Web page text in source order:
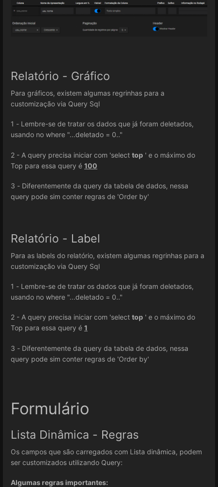
Relatório - Gráfico
Para gráficos, existem algumas regrinhas para a
customização via Query Sql
1 - Lembre-se de tratar os dados que já foram deletados,
usando no where "...deletado = 0.."
2 - A query precisa iniciar com 'select top ' e o máximo do
Top para essa query é 100
3 - Diferentemente da query da tabela de dados, nessa
query pode sim conter regras de 'Order by'
Relatório - Label
Para as labels do relatório, existem algumas regrinhas para a
customização via Query Sql
1 - Lembre-se de tratar os dados que já foram deletados,
usando no where "...deletado = 0.."
2 - A query precisa iniciar com 'select top ' e o máximo do
Top para essa query é 1
3 - Diferentemente da query da tabela de dados, nessa
query pode sim conter regras de 'Order by'
Formulário
Lista Dinâmica - Regras
Os campos que são carregados com Lista dinâmica, podem
ser customizados utilizando Query:
Algumas regras importantes: